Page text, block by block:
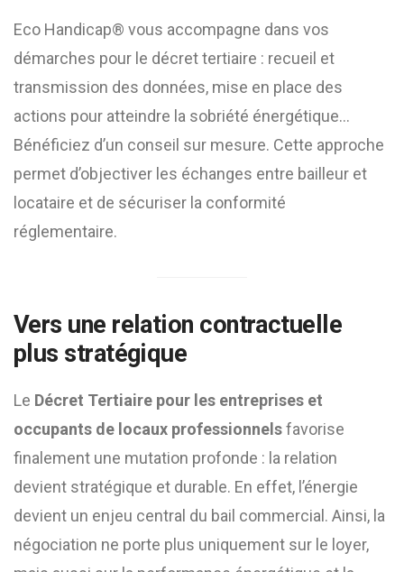
Eco Handicap® vous accompagne dans vos
démarches pour le décret tertiaire : recueil et
transmission des données, mise en place des
actions pour atteindre la sobriété énergétique…
Bénéficiez d’un conseil sur mesure. Cette approche
permet d’objectiver les échanges entre bailleur et
locataire et de sécuriser la conformité
réglementaire.
Vers une relation contractuelle
plus stratégique
Le Décret Tertiaire pour les entreprises et
occupants de locaux professionnelsfavorise
finalement une mutation profonde : la relation
devient stratégique et durable. En effet, l’énergie
devient un enjeu central du bail commercial. Ainsi, la
négociation ne porte plus uniquement sur le loyer,